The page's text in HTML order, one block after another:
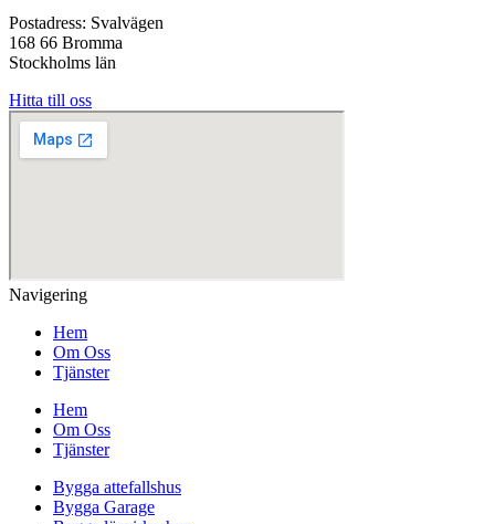
Postadress: Svalvägen
168 66 Bromma
Stockholms län
Hitta till oss
Navigering
Hem
Om Oss
Tjänster
Hem
Om Oss
Tjänster
Bygga attefallshus
Bygga Garage